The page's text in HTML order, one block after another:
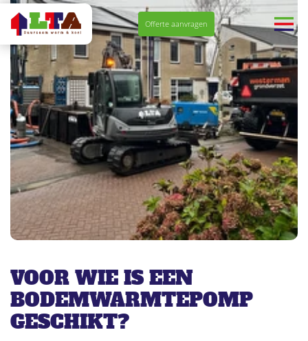
Navigatie
overslaan
Offerte aanvragen
VOOR WIE IS EEN
BODEMWARMTEPOMP
GESCHIKT?